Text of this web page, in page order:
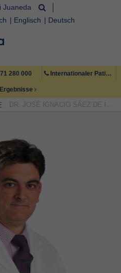
Juaneda
Englisch Deutsch
280 000 Internationaler Patient +34 971 222 222
Ergebnisse
ÄRZTETEAM UND PROFESSIONELLE DR. JOSÉ IGNACIO SÁEZ DE IBARRA SÁNCHEZ